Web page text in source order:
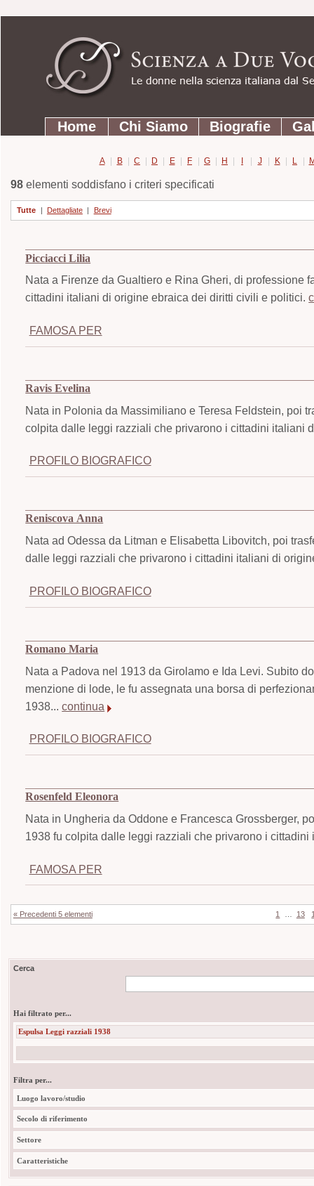
contenuti.
Strumenti
personali
SezioniHome Chi Siamo Biografie
A | B | C | D | E | F | G | H | I | J | K | L |
98elementi soddisfano i criteri specificati
Tutte | Dettagliate | Brevi
Picciacci Lilia
Nata a Firenze da Gualtiero e Rina Gheri, di
cittadini italiani di origine ebraica dei diritti civili e politici.
FAMOSA PER
Ravis Evelina
Nata in Polonia da Massimiliano e Teresa Feldstein, poi
colpita dalle leggi razziali che privarono i cittadini italiani
PROFILO BIOGRAFICO
Reniscova Anna
Nata ad Odessa da Litman e Elisabetta Libovitch, poi
dalle leggi razziali che privarono i cittadini italiani di
PROFILO BIOGRAFICO
Romano Maria
Nata a Padova nel 1913 da Girolamo e Ida Levi. Subito
menzione di lode, le fu assegnata una borsa di
1938...continua
PROFILO BIOGRAFICO
Rosenfeld Eleonora
Nata in Ungheria da Oddone e Francesca Grossberger,
1938 fu colpita dalle leggi razziali che privarono i
FAMOSA PER
« Precedenti 5 elementi 1 13
Cerca
Hai filtrato per...
Espulsa Leggi razziali 1938
Filtra per...
Luogo lavoro/studio
Secolo di riferimento
Settore
Caratteristiche